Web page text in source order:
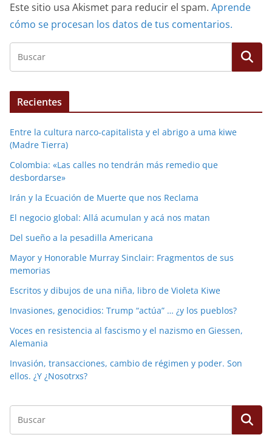
Este sitio usa Akismet para reducir el spam. Aprende
cómo se procesan los datos de tus comentarios.
Recientes
Entre la cultura narco-capitalista y el abrigo a uma kiwe
(Madre Tierra)
Colombia: «Las calles no tendrán más remedio que
desbordarse»
Irán y la Ecuación de Muerte que nos Reclama
El negocio global: Allá acumulan y acá nos matan
Del sueño a la pesadilla Americana
Mayor y Honorable Murray Sinclair: Fragmentos de sus
memorias
Escritos y dibujos de una niña, libro de Violeta Kiwe
Invasiones, genocidios: Trump “actúa” … ¿y los pueblos?
Voces en resistencia al fascismo y el nazismo en Giessen,
Alemania
Invasión, transacciones, cambio de régimen y poder. Son
ellos. ¿Y ¿Nosotrxs?